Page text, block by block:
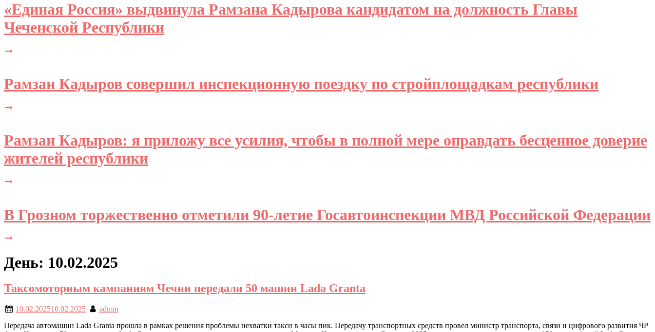
«Единая Россия» выдвинула Рамзана Кадырова кандидатом на должность Главы
Чеченской Республики
Рамзан Кадыров совершил инспекционную поездку по стройплощадкам республики
Рамзан Кадыров: я приложу все усилия, чтобы в полной мере оправдать бесценное доверие
жителей республики
В Грозном торжественно отметили 90-летие Госавтоинспекции МВД Российской Федерации
День: 10.02.2025
Таксомоторным кампаниям Чечни передали 50 машин Lada Granta
10.02.202510.02.2025
admin
Передача автомашин Lada Granta прошла в рамках решения проблемы нехватки такси в часы пик. Передачу транспортных средств провел министр транспорта, связи и цифрового развития ЧР